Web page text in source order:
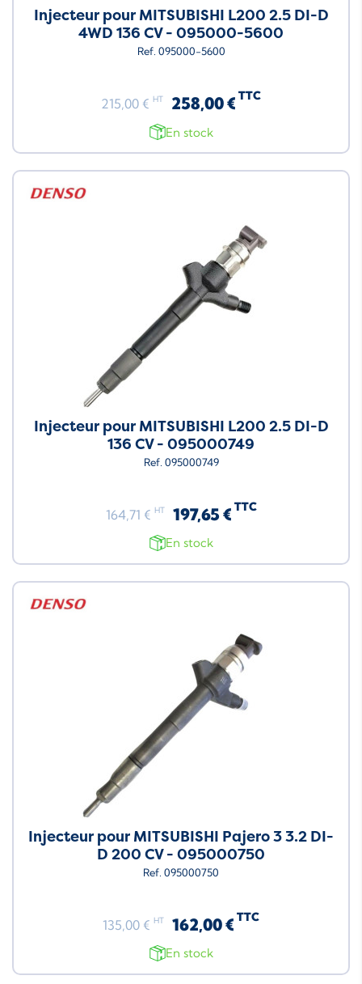
Injecteur pour MITSUBISHI L200 2.5 DI-D
4WD 136 CV - 095000-5600
Ref. 095000-5600
215,00 € HT 258,00 € TTC
En stock
Injecteur pour MITSUBISHI L200 2.5 DI-D
136 CV - 095000749
Ref. 095000749
164,71 € HT 197,65 € TTC
En stock
Injecteur pour MITSUBISHI Pajero 3 3.2 DI-
D 200 CV - 095000750
Ref. 095000750
135,00 € HT 162,00 € TTC
En stock